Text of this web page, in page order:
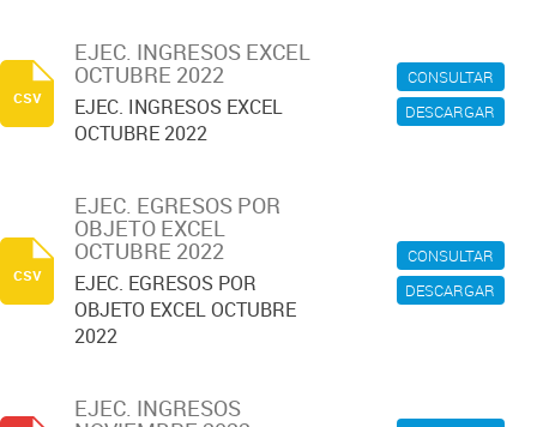
CONSULTAR
DESCARGAR
EJEC. INGRESOS EXCEL
OCTUBRE 2022
EJEC. INGRESOS EXCEL
OCTUBRE 2022
csv
CONSULTAR
DESCARGAR
EJEC. EGRESOS POR
OBJETO EXCEL
OCTUBRE 2022
EJEC. EGRESOS POR
OBJETO EXCEL OCTUBRE
2022
csv
EJEC. INGRESOS